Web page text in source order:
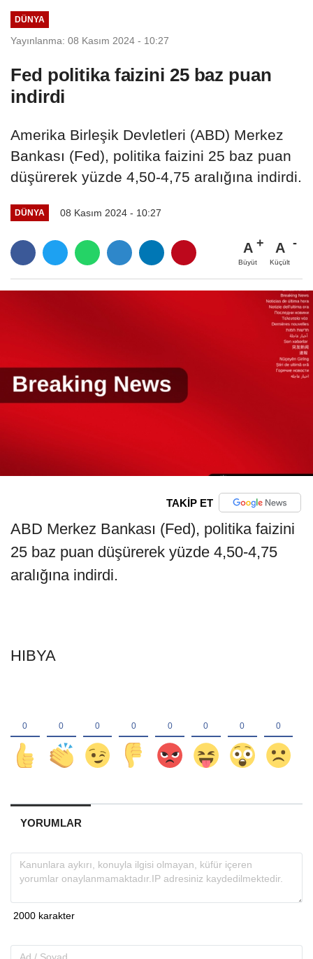
DÜNYA
Yayınlanma: 08 Kasım 2024 - 10:27
Fed politika faizini 25 baz puan
indirdi
Amerika Birleşik Devletleri (ABD) Merkez
Bankası (Fed), politika faizini 25 baz puan
düşürerek yüzde 4,50-4,75 aralığına indirdi.
DÜNYA 08 Kasım 2024 - 10:27
A
Büyüt
A
Küçült
TAKİP ET
ABD Merkez Bankası (Fed), politika faizini
25 baz puan düşürerek yüzde 4,50-4,75
aralığına indirdi.
HIBYA
YORUMLAR